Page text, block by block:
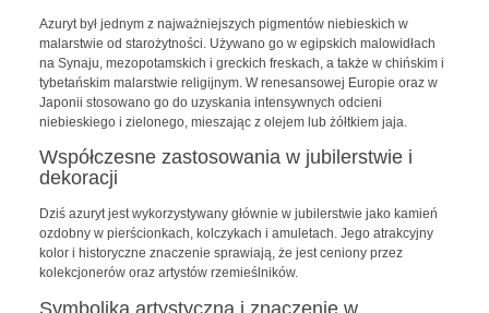
Azuryt był jednym z najważniejszych pigmentów niebieskich w
malarstwie od starożytności. Używano go w egipskich malowidłach
na Synaju, mezopotamskich i greckich freskach, a także w chińskim i
tybetańskim malarstwie religijnym. W renesansowej Europie oraz w
Japonii stosowano go do uzyskania intensywnych odcieni
niebieskiego i zielonego, mieszając z olejem lub żółtkiem jaja.
Współczesne zastosowania w jubilerstwie i
dekoracji
Dziś azuryt jest wykorzystywany głównie w jubilerstwie jako kamień
ozdobny w pierścionkach, kolczykach i amuletach. Jego atrakcyjny
kolor i historyczne znaczenie sprawiają, że jest ceniony przez
kolekcjonerów oraz artystów rzemieślników.
Symbolika artystyczna i znaczenie w